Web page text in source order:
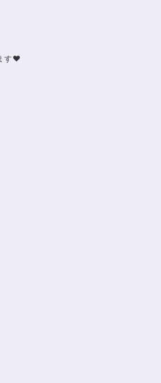
す♥